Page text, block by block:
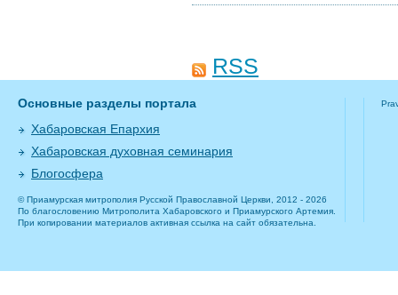
RSS
Основные разделы портала
Хабаровская Епархия
Хабаровская духовная семинария
Блогосфера
© Приамурская митрополия Русской Православной Церкви, 2012 - 2026
По благословению Митрополита Хабаровского и Приамурского Артемия.
При копировании материалов активная ссылка на сайт обязательна.